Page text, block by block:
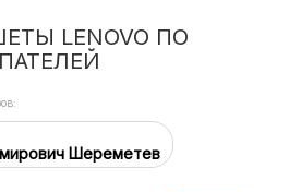
LENOVO ПО
Шереметев